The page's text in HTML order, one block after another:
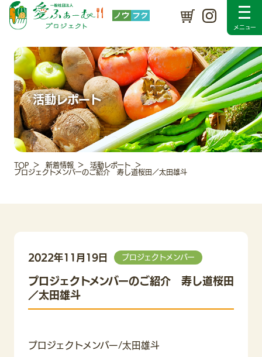
活動レポート
TOP 新着情報
活動レポート
プロジェクトメンバーのご紹介 寿し道桜田／太田雄斗
2022年11月19日 プロジェクトメンバー
プロジェクトメンバーのご紹介 寿し道桜田
／太田雄斗
プロジェクトメンバー/太田雄斗